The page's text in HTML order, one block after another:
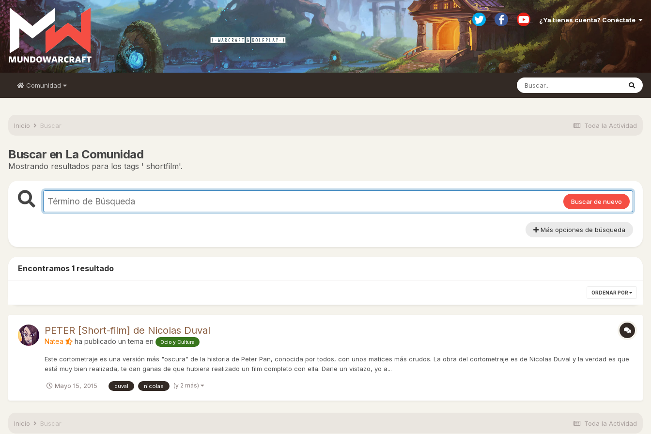
¿Ya tienes cuenta? Conéctate
Comunidad
Toda la Actividad
Inicio Buscar
Buscar en La Comunidad
Mostrando resultados para los tags ' shortfilm'.
Buscar de nuevo
Más opciones de búsqueda
Encontramos 1 resultado
ORDENAR POR
PETER [Short-film] de Nicolas Duval
Natea ha publicado un tema en Ocio y Cultura
Este cortometraje es una versión más "oscura" de la historia de Peter Pan, conocida por todos, con unos matices más crudos. La obra del cortometraje es de Nicolas Duval y la verdad es que
está muy bien realizada, te dan ganas de que hubiera realizado un film completo con ella. Darle un vistazo, yo a...
Mayo 15, 2015 duval nicolas (y 2 más)
Toda la Actividad
Inicio Buscar